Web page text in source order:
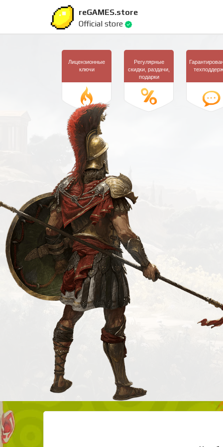
reGAMES.store
Official store
Лицензионные
ключи
Регулярные
скидки,раздачи,
подарки